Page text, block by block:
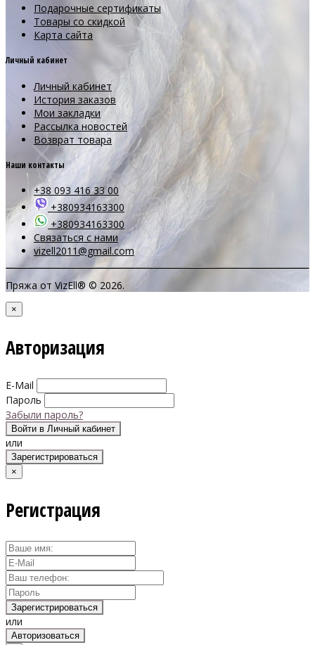
Подарочные сертификаты
Товары со скидкой
Карта сайта
Личный кабинет
Личный кабинет
История заказов
Мои закладки
Рассылка новостей
Возврат товара
Наши контакты
+38 093 416 33 00
+380934163300
+380934163300
Связаться с нами
vizell2011@gmail.com
Пряжа от VizEll® © 2026.
×
Авторизация
E-Mail
Пароль
Забыли пароль?
Войти в Личный кабинет
или
Зарегистрироваться
×
Регистрация
Зарегистрироваться
или
Авторизоваться